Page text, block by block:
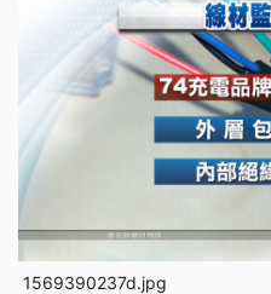
1569390237d.jpg